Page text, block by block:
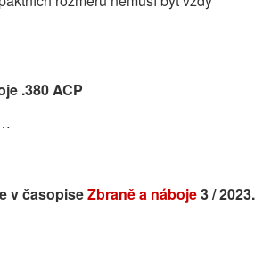
.380 ACP
v časopiseZbraně a náboje3 / 2023.